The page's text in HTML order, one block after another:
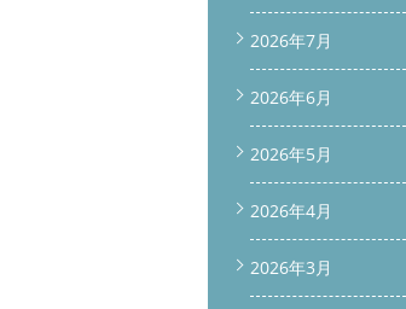
2026年7月
2026年6月
2026年5月
2026年4月
2026年3月